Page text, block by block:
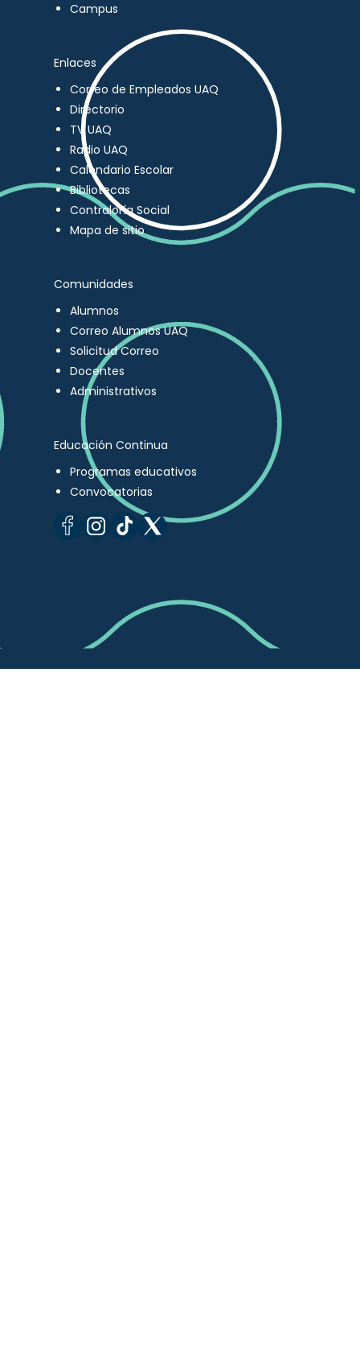
Campus
Enlaces
Correo de Empleados UAQ
Directorio
TV UAQ
Radio UAQ
Calendario Escolar
Bibliotecas
Contraloría Social
Mapa de sitio
Comunidades
Alumnos
Correo Alumnos UAQ
Solicitud Correo
Docentes
Administrativos
Educación Continua
Programas educativos
Convocatorias